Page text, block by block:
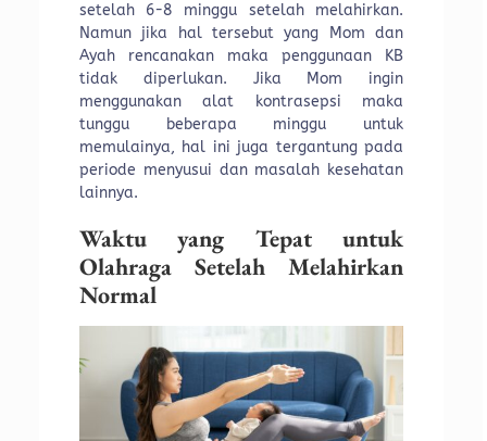
setelah 6-8 minggu setelah melahirkan.
Namun jika hal tersebut yang Mom dan
Ayah rencanakan maka penggunaan KB
tidak diperlukan. Jika Mom ingin
menggunakan alat kontrasepsi maka
tunggu beberapa minggu untuk
memulainya, hal ini juga tergantung pada
periode menyusui dan masalah kesehatan
lainnya.
Waktu yang Tepat untuk
Olahraga Setelah Melahirkan
Normal